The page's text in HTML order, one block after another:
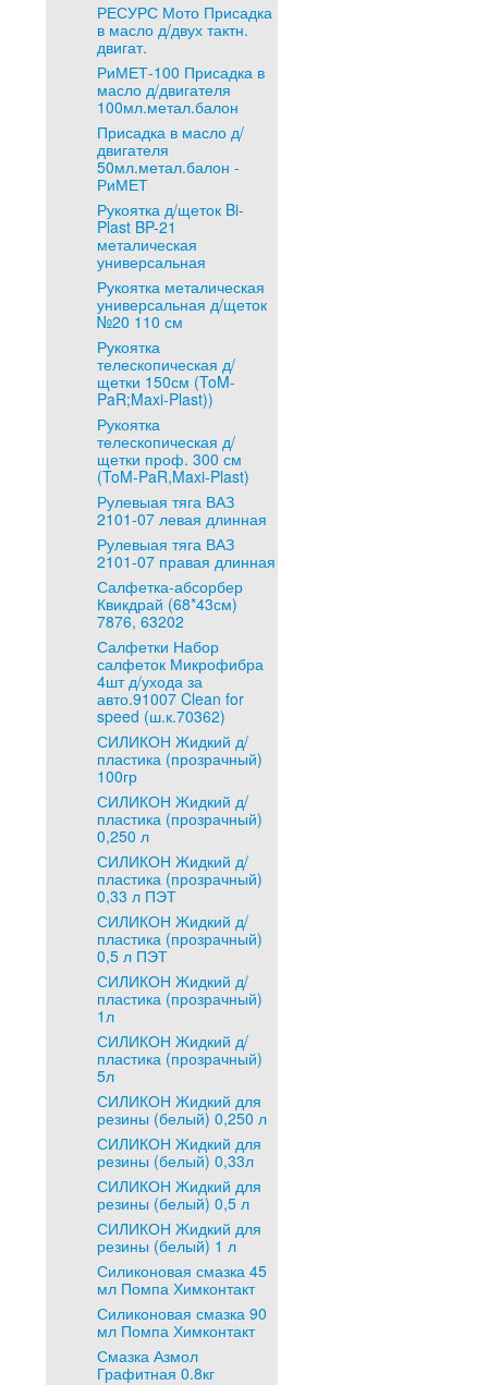
РЕСУРС Мото Присадка
в масло д/двух тактн.
двигат.
РиМЕТ-100 Присадка в
масло д/двигателя
100мл.метал.балон
Присадка в масло д/
двигателя
50мл.метал.балон -
РиМЕТ
Рукоятка д/щеток Bi-
Plast BP-21
металическая
универсальная
Рукоятка металическая
универсальная д/щеток
№20 110 см
Рукоятка
телескопическая д/
щетки 150см (ToM-
PaR;Maxi-Plast))
Рукоятка
телескопическая д/
щетки проф. 300 см
(ToM-PaR,Maxi-Plast)
Рулевыая тяга ВАЗ
2101-07 левая длинная
Рулевыая тяга ВАЗ
2101-07 правая длинная
Салфетка-абсорбер
Квикдрай (68*43см)
7876, 63202
Салфетки Набор
салфеток Микрофибра
4шт д/ухода за
авто.91007 Clean for
speed (ш.к.70362)
СИЛИКОН Жидкий д/
пластика (прозрачный)
100гр
СИЛИКОН Жидкий д/
пластика (прозрачный)
0,250 л
СИЛИКОН Жидкий д/
пластика (прозрачный)
0,33 л ПЭТ
СИЛИКОН Жидкий д/
пластика (прозрачный)
0,5 л ПЭТ
СИЛИКОН Жидкий д/
пластика (прозрачный)
1л
СИЛИКОН Жидкий д/
пластика (прозрачный)
5л
СИЛИКОН Жидкий для
резины (белый) 0,250 л
СИЛИКОН Жидкий для
резины (белый) 0,33л
СИЛИКОН Жидкий для
резины (белый) 0,5 л
СИЛИКОН Жидкий для
резины (белый) 1 л
Силиконовая смазка 45
мл Помпа Химконтакт
Силиконовая смазка 90
мл Помпа Химконтакт
Смазка Азмол
Графитная 0.8кг